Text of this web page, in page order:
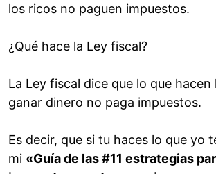
los ricos no paguen impuestos.
¿Qué hace la Ley fiscal?
La Ley fiscal dice que lo que hacen
ganar dinero no paga impuestos.
Es decir, que si tu haces lo que yo
mi «Guía de las #11 estrategias